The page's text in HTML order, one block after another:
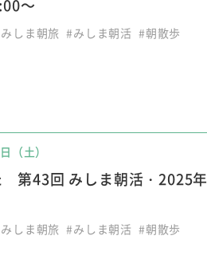
～
しま朝旅 #みしま朝活 #朝散歩
（土）
第43回 みしま朝活・2025年
しま朝旅 #みしま朝活 #朝散歩